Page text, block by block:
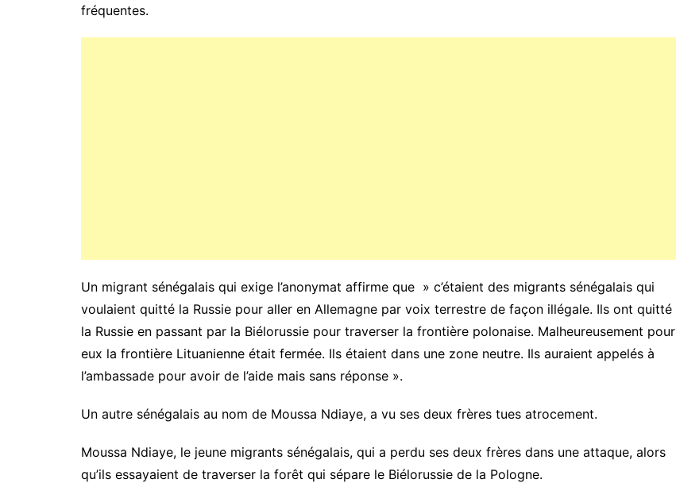
fréquentes.
Un migrant sénégalais qui exige l’anonymat affirme que » c’étaient des migrants sénégalais qui
voulaient quitté la Russie pour aller en Allemagne par voix terrestre de façon illégale. Ils ont quitté
la Russie en passant par la Biélorussie pour traverser la frontière polonaise. Malheureusement pour
eux la frontière Lituanienne était fermée. Ils étaient dans une zone neutre. Ils auraient appelés à
l’ambassade pour avoir de l’aide mais sans réponse ».
Un autre sénégalais au nom de Moussa Ndiaye, a vu ses deux frères tues atrocement.
Moussa Ndiaye, le jeune migrants sénégalais, qui a perdu ses deux frères dans une attaque, alors
qu’ils essayaient de traverser la forêt qui sépare le Biélorussie de la Pologne.